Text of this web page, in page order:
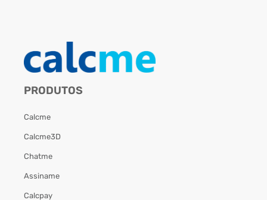
PRODUTOS
Calcme
Calcme3D
Chatme
Assiname
Calcpay